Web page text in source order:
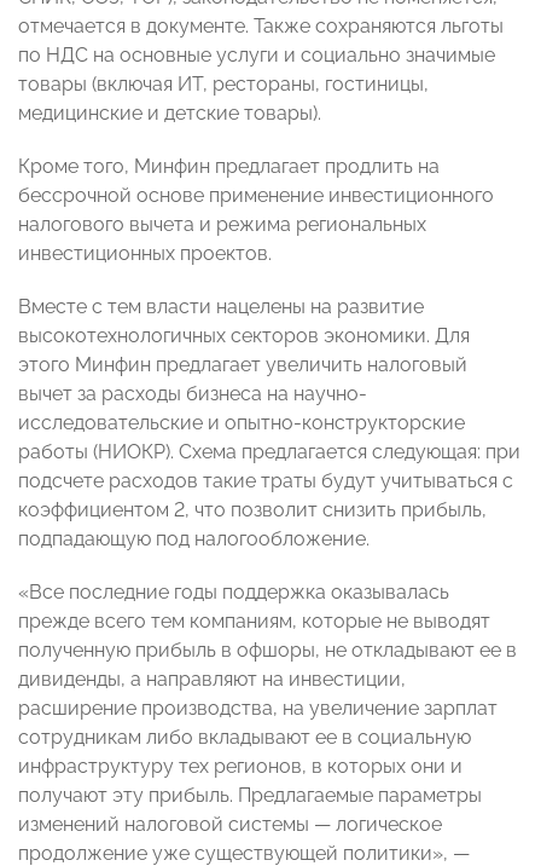
отмечается в документе. Также сохраняются льготы
по НДС на основные услуги и социально значимые
товары (включая ИТ, рестораны, гостиницы,
медицинские и детские товары).
Кроме того, Минфин предлагает продлить на
бессрочной основе применение инвестиционного
налогового вычета и режима региональных
инвестиционных проектов.
Вместе с тем власти нацелены на развитие
высокотехнологичных секторов экономики. Для
этого Минфин предлагает увеличить налоговый
вычет за расходы бизнеса на научно-
исследовательские и опытно-конструкторские
работы (НИОКР). Схема предлагается следующая: при
подсчете расходов такие траты будут учитываться с
коэффициентом 2, что позволит снизить прибыль,
подпадающую под налогообложение.
«Все последние годы поддержка оказывалась
прежде всего тем компаниям, которые не выводят
полученную прибыль в офшоры, не откладывают ее в
дивиденды, а направляют на инвестиции,
расширение производства, на увеличение зарплат
сотрудникам либо вкладывают ее в социальную
инфраструктуру тех регионов, в которых они и
получают эту прибыль. Предлагаемые параметры
изменений налоговой системы — логическое
продолжение уже существующей политики», —